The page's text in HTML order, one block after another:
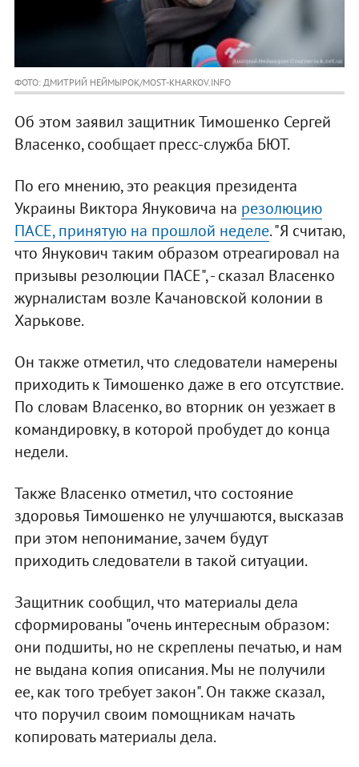
ФОТО: ДМИТРИЙ НЕЙМЫРОК/MOST-KHARKOV.INFO
Об этом заявил защитник Тимошенко Сергей
Власенко, сообщает пресс-служба БЮТ.
По его мнению, это реакция президента
Украины Виктора Януковича на резолюцию
ПАСЕ, принятую на прошлой неделе. "Я считаю,
что Янукович таким образом отреагировал на
призывы резолюции ПАСЕ", - сказал Власенко
журналистам возле Качановской колонии в
Харькове.
Он также отметил, что следователи намерены
приходить к Тимошенко даже в его отсутствие.
По словам Власенко, во вторник он уезжает в
командировку, в которой пробудет до конца
недели.
Также Власенко отметил, что состояние
здоровья Тимошенко не улучшаются, высказав
при этом непонимание, зачем будут
приходить следователи в такой ситуации.
Защитник сообщил, что материалы дела
сформированы "очень интересным образом:
они подшиты, но не скреплены печатью, и нам
не выдана копия описания. Мы не получили
ее, как того требует закон". Он также сказал,
что поручил своим помощникам начать
копировать материалы дела.